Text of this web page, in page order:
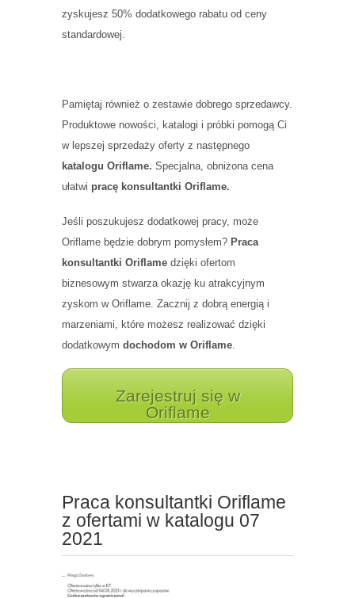
zyskujesz 50% dodatkowego rabatu od ceny
standardowej.
Pamiętaj również o zestawie dobrego sprzedawcy.
Produktowe nowości, katalogi i próbki pomogą Ci
w lepszej sprzedaży oferty z następnego
katalogu Oriflame. Specjalna, obniżona cena
ułatwi pracę konsultantki Oriflame.
Jeśli poszukujesz dodatkowej pracy, może
Oriflame będzie dobrym pomysłem? Praca
konsultantki Oriflame dzięki ofertom
biznesowym stwarza okazję ku atrakcyjnym
zyskom w Oriflame. Zacznij z dobrą energią i
marzeniami, które możesz realizować dzięki
dodatkowym dochodom w Oriflame
Zarejestruj się w
Oriflame
Praca konsultantki Oriflame
z ofertami w katalogu 07
2021